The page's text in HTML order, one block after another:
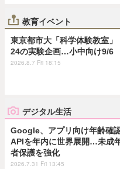
教育イベント
東京都市大「科学体験教室」
24の実験企画…小中向け9/6
2026.8.7 Fri 18:15
デジタル生活
Google、アプリ向け年齢確
APIを年内に世界展開…未成
者保護を強化
2026.7.31 Fri 13:45